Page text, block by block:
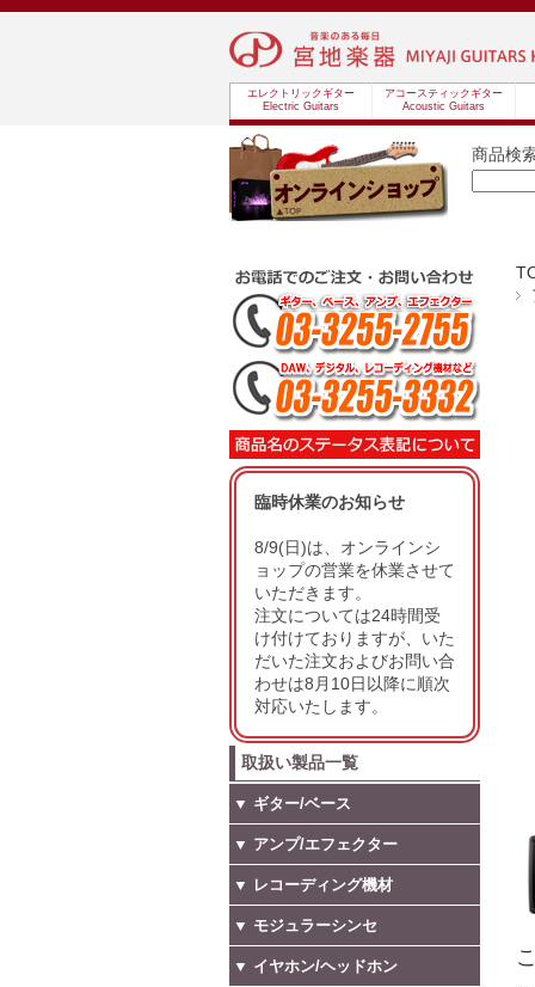
エレクトリックギター
Electric Guitars
アコースティックギター
Acoustic Guitars
商品検
臨時休業のお知らせ
8/9(日)は、オンラインシ
ョップの営業を休業させて
いただきます。
注文については24時間受
け付けておりますが、いた
だいた注文およびお問い合
わせは8月10日以降に順次
対応いたします。
取扱い製品一覧
▼ ギター/ベース
▼ アンプ/エフェクター
▼ レコーディング機材
▼ モジュラーシンセ
▼ イヤホン/ヘッドホン